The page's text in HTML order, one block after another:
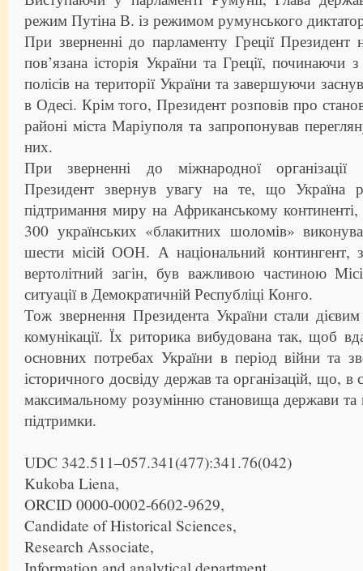
режим Путіна В. із режимом румунського
При зверненні до парламенту Греції Президент
пов’язана історія України та Греції, починаючи
полісів на території України та завершуючи
в Одесі. Крім того, Президент розповів про
районі міста Маріуполя та запропонував
них.
При зверненні до міжнародної
Президент звернув увагу на те, що Україна
підтримання миру на Африканському
300 українських «блакитних шоломів»
шести місій ООН. А національний контингент,
вертолітний загін, був важливою частиною
ситуації в Демократичній Республіці Конго.
Тож звернення Президента України стали
комунікації. Їх риторика вибудована так, щоб
основних потребах України в період війни та
історичного досвіду держав та організацій, що,
максимальному розумінню становища держави та
підтримки.
UDC 342.511–057.341(477):341.76(042)
Kukoba Liena,
ORCID 0000-0002-6602-9629,
Candidate of Historical Sciences,
Research Associate,